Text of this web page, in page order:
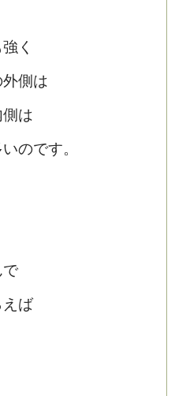
く
側は
は
のです。
で
ば